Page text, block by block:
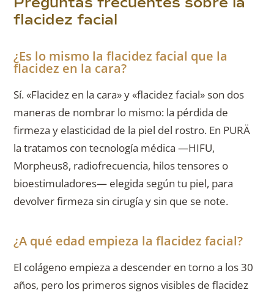
Preguntas frecuentes sobre la
flacidez facial
¿Es lo mismo la flacidez facial que la
flacidez en la cara?
Sí. «Flacidez en la cara» y «flacidez facial» son dos
maneras de nombrar lo mismo: la pérdida de
firmeza y elasticidad de la piel del rostro. En PURÄ
la tratamos con tecnología médica —HIFU,
Morpheus8, radiofrecuencia, hilos tensores o
bioestimuladores— elegida según tu piel, para
devolver firmeza sin cirugía y sin que se note.
¿A qué edad empieza la flacidez facial?
El colágeno empieza a descender en torno a los 30
años, pero los primeros signos visibles de flacidez